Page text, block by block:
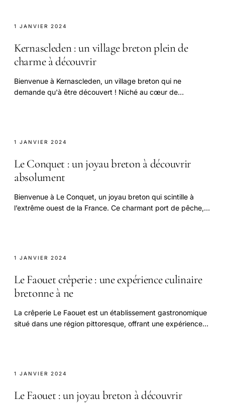
1 JANVIER 2024
Kernascleden : un village breton plein de
charme à découvrir
Bienvenue à Kernascleden, un village breton qui ne
demande qu'à être découvert ! Niché au cœur de
1 JANVIER 2024
Le Conquet : un joyau breton à découvrir
absolument
Bienvenue à Le Conquet, un joyau breton qui scintille à
l’extrême ouest de la France. Ce charmant port de pêche,
1 JANVIER 2024
Le Faouet crêperie : une expérience culinaire
bretonne à ne
La crêperie Le Faouet est un établissement gastronomique
situé dans une région pittoresque, offrant une expérience
1 JANVIER 2024
Le Faouet : un joyau breton à découvrir